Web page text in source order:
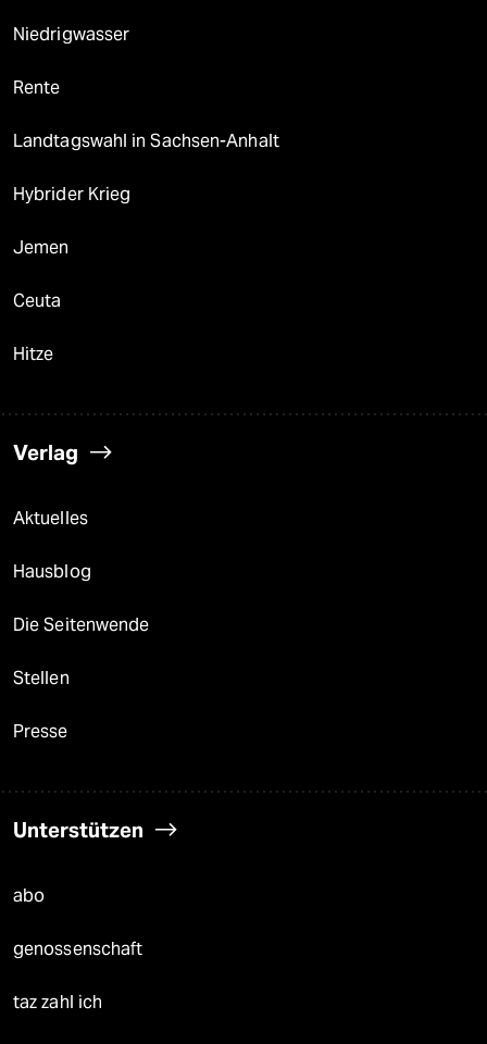
Niedrigwasser
Rente
Landtagswahl in Sachsen-Anhalt
Hybrider Krieg
Jemen
Ceuta
Hitze
Verlag
Aktuelles
Hausblog
Die Seitenwende
Stellen
Presse
Unterstützen
abo
genossenschaft
taz zahl ich